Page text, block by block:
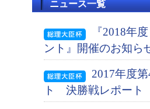
ニュース一覧
『2018年
ント』開催のお知ら
2017年度
ト 決勝戦レポート